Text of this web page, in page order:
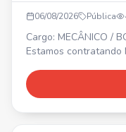
06/08/2026 Pública
Cargo: MECÂNICO /
Estamos contratando
informado.